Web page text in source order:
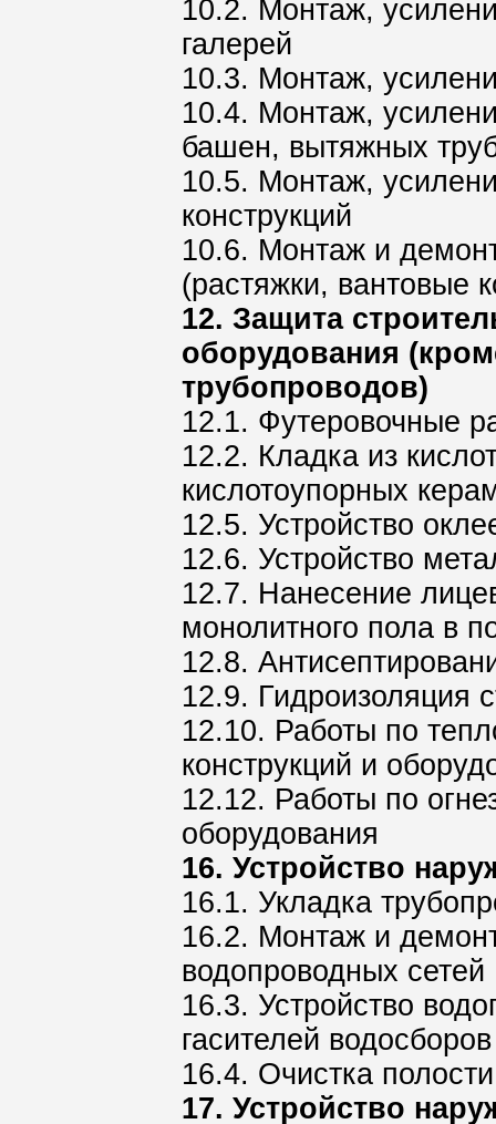
10.2. Монтаж,
галерей
10.3. Монтаж,
10.4. Монтаж,
башен, вытяжных
10.5. Монтаж,
конструкций
10.6. Монтаж и
(растяжки, вантовые
12. Защита
оборудования
трубопроводов)
12.1. Футеровочные
12.2. Кладка из
кислотоупорных
12.5. Устройство
12.6. Устройство
12.7. Нанесение
монолитного пола в
12.8.
12.9. Гидроизоляция
12.10. Работы по
конструкций и
12.12. Работы по
оборудования
16. Устройство
16.1. Укладка
16.2. Монтаж и
водопроводных сетей
16.3. Устройство
гасителей водосборов
16.4. Очистка
17. Устройство